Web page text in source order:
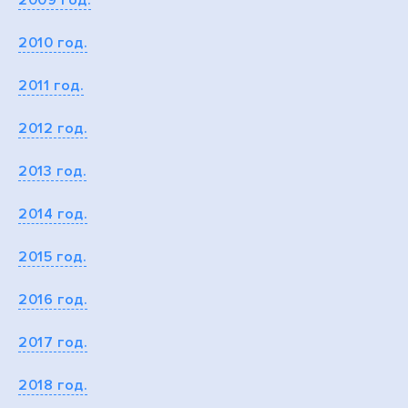
2010 год.
2011 год.
2012 год.
2013 год.
2014 год.
2015 год.
2016 год.
2017 год.
2018 год.